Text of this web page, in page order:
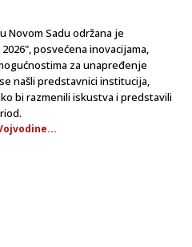
Novom Sadu održana je
posvećena inovacijama,
za unapređenje
našli predstavnici institucija,
bi razmenili iskustva i predstavili